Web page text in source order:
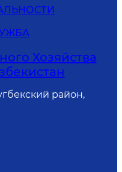
Хозяйства
район,